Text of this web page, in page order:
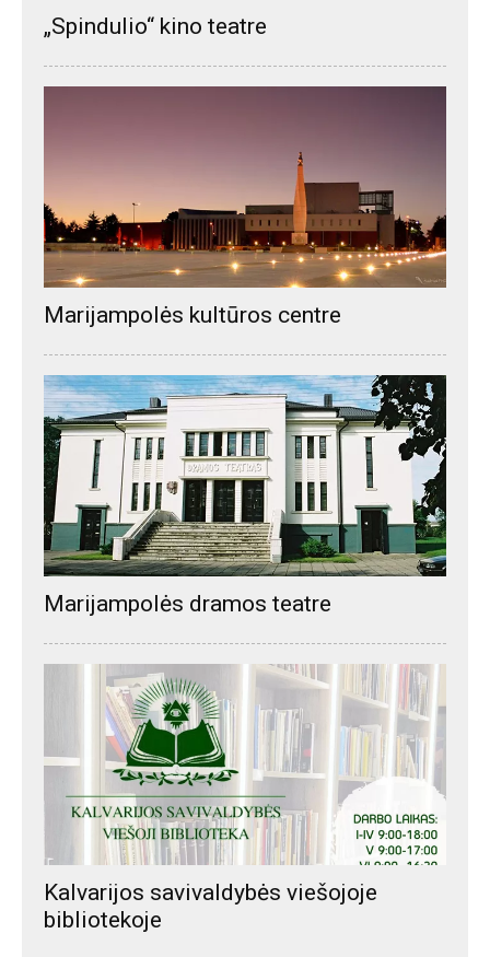
„Spindulio“ kino teatre
Marijampolės kultūros centre
Marijampolės dramos teatre
Kalvarijos savivaldybės viešojoje
bibliotekoje